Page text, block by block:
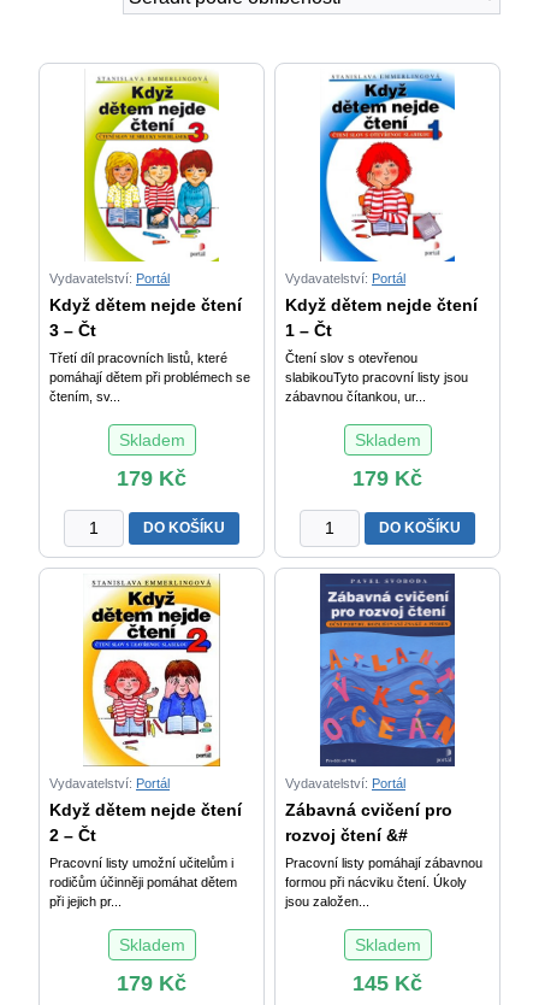
Vydavatelství: Portál
Když dětem nejde čtení
3 – Čt
Třetí díl pracovních listů, které
pomáhají dětem při problémech se
čtením, sv...
Skladem
179 Kč
Když
dětem
nejde
čtení
Čtení
slov
shluky
souhlásek
množství
DO KOŠÍKU
Vydavatelství: Portál
Když dětem nejde čtení
1 – Čt
Čtení slov s otevřenou
slabikouTyto pracovní listy jsou
zábavnou čítankou, ur...
Skladem
179 Kč
Když
dětem
nejde
čtení
Čtení
slov
otevřenou
slabikou
množství
DO KOŠÍKU
Vydavatelství: Portál
Když dětem nejde čtení
2 – Čt
Pracovní listy umožní učitelům i
rodičům účinněji pomáhat dětem
při jejich pr...
Skladem
179 Kč
Vydavatelství: Portál
Zábavná cvičení pro
rozvoj čtení &#
Pracovní listy pomáhají zábavnou
formou při nácviku čtení. Úkoly
jsou založen...
Skladem
145 Kč